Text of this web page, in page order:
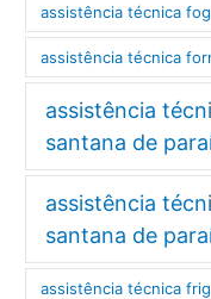
assistência técnica
assistência técnica
assistência
santana de
assistência
santana de
assistência técnica